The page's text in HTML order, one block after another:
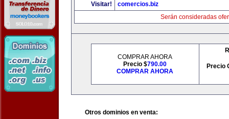
Visitar!
comercios.biz
Serán consideradas
COMPRAR AHORA
Precio $790.00
COMPRAR AHORA
Precio
Otros dominios en venta: